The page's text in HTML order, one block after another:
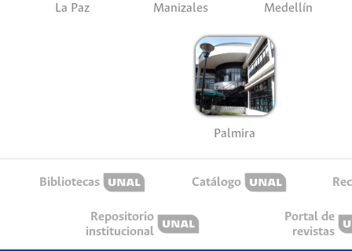
La Paz Manizales Medellín
Palmira
Bibliotecas Catálogo
Repositorio
institucional
Portal de
revistas